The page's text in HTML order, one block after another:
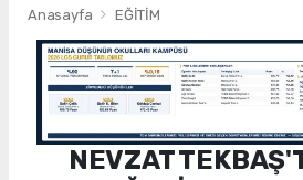
Anasayfa EĞİTİM
NEVZAT